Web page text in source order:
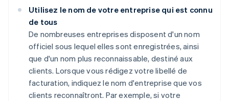
Utilisez le nom de votre entreprise qui est connu
de tous
De nombreuses entreprises disposent d'un nom
officiel sous lequel elles sont enregistrées, ainsi
que d'un nom plus reconnaissable, destiné aux
clients. Lorsque vous rédigez votre libellé de
facturation, indiquez le nom d'entreprise que vos
clients reconnaîtront. Par exemple, si votre